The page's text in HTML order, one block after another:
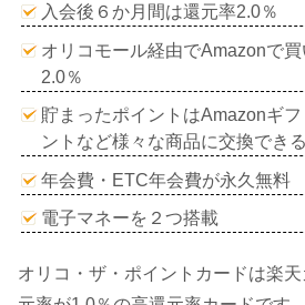
入会後６か月間は還元率2.0％
オリコモール経由でAmazonで
2.0％
貯まったポイントはAmazonギ
ントなど様々な商品に交換できる
年会費・ETC年会費が永久無料
電子マネーを２つ搭載
オリコ・ザ・ポイントカードは楽